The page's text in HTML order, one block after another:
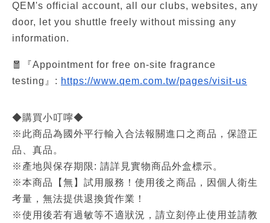
QEM's official account, all our clubs, websites, any
door, let you shuttle freely without missing any
information.
🧧『Appointment for free on-site fragrance
testing』: https://www.qem.com.tw/pages/visit-us
◆購買小叮嚀◆
※此商品為國外平行輸入合法報關進口之商品，保證正
品、真品。
※產地與保存期限: 請詳見實物商品外盒標示。
※本商品【無】試用服務！使用後之商品，因個人衛生
考量，無法提供退換貨作業！
※使用後若有過敏等不適狀況，請立刻停止使用並請教